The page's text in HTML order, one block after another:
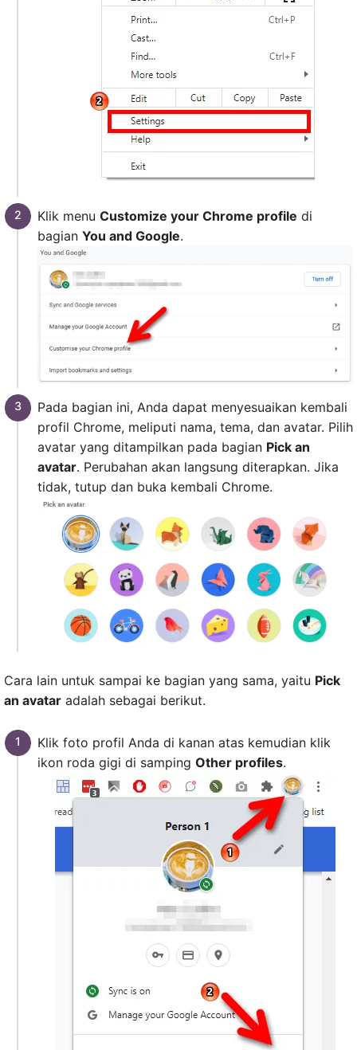
Klik menu Customize your Chrome profile di
bagian You and Google.
Pada bagian ini, Anda dapat menyesuaikan kembali
profil Chrome, meliputi nama, tema, dan avatar. Pilih
avatar yang ditampilkan pada bagian Pick an
avatar. Perubahan akan langsung diterapkan. Jika
tidak, tutup dan buka kembali Chrome.
Cara lain untuk sampai ke bagian yang sama, yaitu Pick
an avatar adalah sebagai berikut.
Klik foto profil Anda di kanan atas kemudian klik
ikon roda gigi di samping Other profiles.